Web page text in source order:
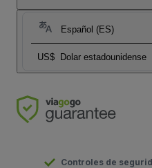
Español (ES)
US$ Dolar estadounidense
Controles de